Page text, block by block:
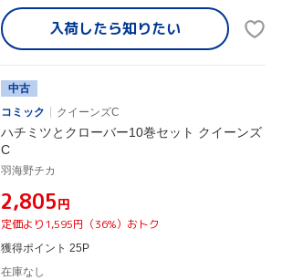
入荷したら知りたい
中古
コミック
クイーンズC
ハチミツとクローバー10巻セット クイーンズ
C
羽海野チカ
¥2,805円
定価より1,595円（36%）おトク
獲得ポイント 25P
在庫なし